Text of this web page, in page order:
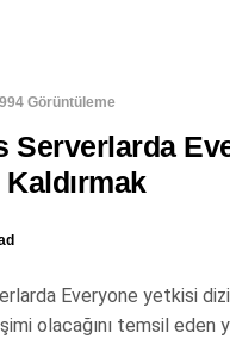
994 Görüntüleme
Serverlarda
Everyone yetkisi
olacağını temsil eden